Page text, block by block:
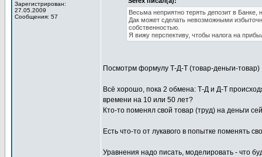
Зарегистрирован:
27.05.2009
Сообщения: 57
Весьма неприятно терять депозит в Банке,
Дак может сделать невозможными
собственностью.
Я вижу перспективу, чтобы налога на
Посмотрм формулу Т-Д-Т (товар-деньги-товар)
Всё хорошо, пока 2 обмена: Т-Д и Д-Т
времени на 10 или 50 лет?
Кто-то поменял свой товар (труд) на деньги
Есть что-то от лукавого в попытке поменять
Уравнения надо писать, моделировать - что